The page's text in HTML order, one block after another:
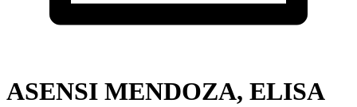
ASENSI MENDOZA, ELISA